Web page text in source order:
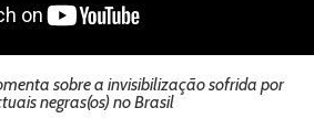
sobre a invisibilização sofrida por
negras(os) no Brasil